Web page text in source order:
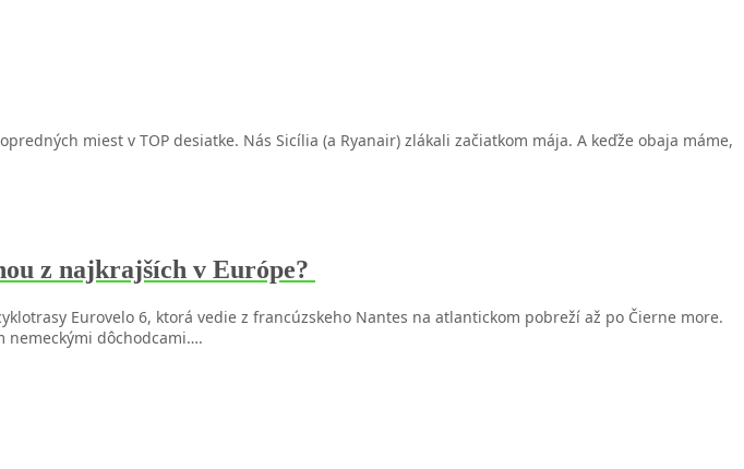
miest v TOP desiatke. Nás Sicília (a Ryanair) zlákali začiatkom mája. A keďže obaja máme,
z najkrajších v Európe?
Eurovelo 6, ktorá vedie z francúzskeho Nantes na atlantickom pobreží až po Čierne more.
nemeckými dôchodcami….